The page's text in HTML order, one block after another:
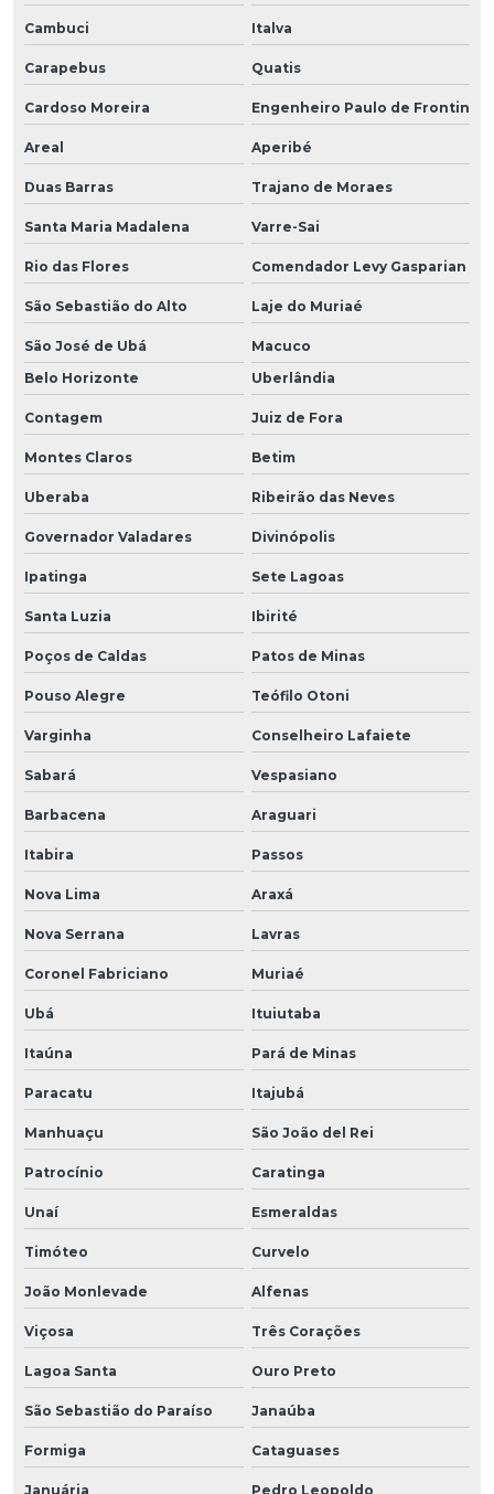
Cambuci Italva
Carapebus Quatis
Cardoso Moreira Engenheiro Paulo de Frontin
Areal Aperibé
Duas Barras Trajano de Moraes
Santa Maria Madalena Varre-Sai
Rio das Flores Comendador Levy Gasparian
São Sebastião do Alto Laje do Muriaé
São José de Ubá
Macuco
Belo Horizonte
Uberlândia
Contagem Juiz de Fora
Montes Claros Betim
Uberaba Ribeirão das Neves
Governador Valadares Divinópolis
Ipatinga Sete Lagoas
Santa Luzia Ibirité
Poços de Caldas Patos de Minas
Pouso Alegre Teófilo Otoni
Varginha Conselheiro Lafaiete
Sabará Vespasiano
Barbacena Araguari
Itabira Passos
Nova Lima Araxá
Nova Serrana Lavras
Coronel Fabriciano Muriaé
Ubá Ituiutaba
Itaúna Pará de Minas
Paracatu Itajubá
Manhuaçu São João del Rei
Patrocínio Caratinga
Unaí Esmeraldas
Timóteo Curvelo
João Monlevade Alfenas
Viçosa Três Corações
Lagoa Santa Ouro Preto
São Sebastião do Paraíso Janaúba
Formiga Cataguases
Januária Pedro Leopoldo